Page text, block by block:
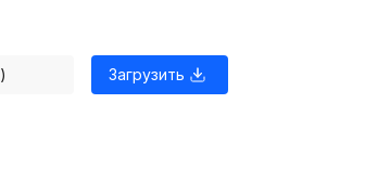
Загрузить